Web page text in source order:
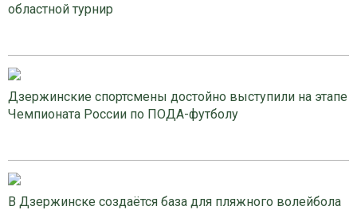
областной турнир
Дзержинские спортсмены достойно выступили на этапе
Чемпионата России по ПОДА-футболу
В Дзержинске создаётся база для пляжного волейбола